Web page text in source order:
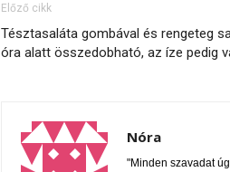
Előző cikk
Tésztasaláta gombával és rengeteg
óra alatt összedobható, az íze pedig
Nóra
"Minden szavadat